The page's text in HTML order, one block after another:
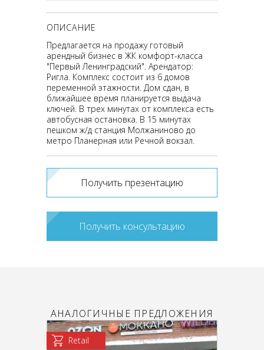
ОПИСАНИЕ
Предлагается на продажу готовый
арендный бизнес в ЖК комфорт-класса
"Первый Ленинградский". Арендатор:
Ригла. Комплекс состоит из 6 домов
переменной этажности. Дом сдан, в
ближайшее время планируется выдача
ключей. В трех минутах от комплекса есть
автобусная остановка. В 15 минутах
пешком ж/д станция Молжаниново до
метро Планерная или Речной вокзал.
Получить презентацию
Получить консультацию
АНАЛОГИЧНЫЕ ПРЕДЛОЖЕНИЯ
Retail